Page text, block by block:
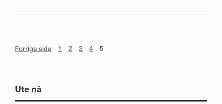
Forrige side 1 2 3 4 5
Ute nå